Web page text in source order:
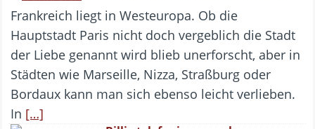
Frankreich liegt in Westeuropa. Ob die
Hauptstadt Paris nicht doch vergeblich die Stadt
der Liebe genannt wird blieb unerforscht, aber in
Städten wie Marseille, Nizza, Straßburg oder
Bordaux kann man sich ebenso leicht verlieben.
In […]